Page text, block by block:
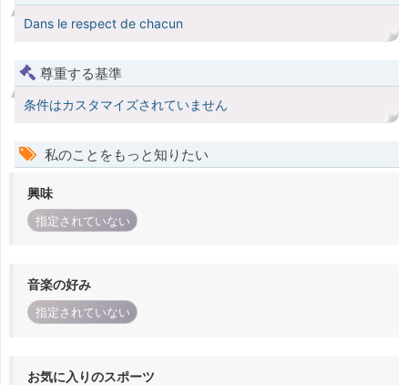
Dans le respect de chacun
尊重する基準
条件はカスタマイズされていません
私のことをもっと知りたい
興味
指定されていない
音楽の好み
指定されていない
お気に入りのスポーツ